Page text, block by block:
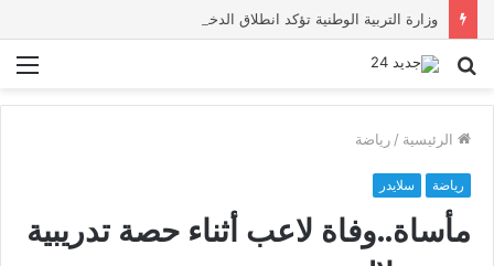
بحث
الرئيسية / رياضة
رياضة سلايدر
مأساة..وفاة لاعب أثناء حصة تدريبية